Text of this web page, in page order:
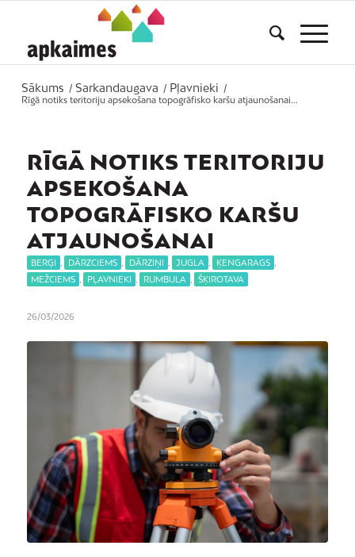
Sākums / Sarkandaugava / Pļavnieki
/
Rīgā notiks teritoriju apsekošana topogrāfisko karšu atjaunošanai...
RĪGĀ NOTIKS TERITORIJU
APSEKOŠANA
TOPOGRĀFISKO KARŠU
ATJAUNOŠANAI
BERĢI DĀRZCIEMS DĀRZIŅI JUGLA ĶENGARAGS
MEŽCIEMS
PĻAVNIEKI RUMBULA ŠĶIROTAVA
26/03/2026